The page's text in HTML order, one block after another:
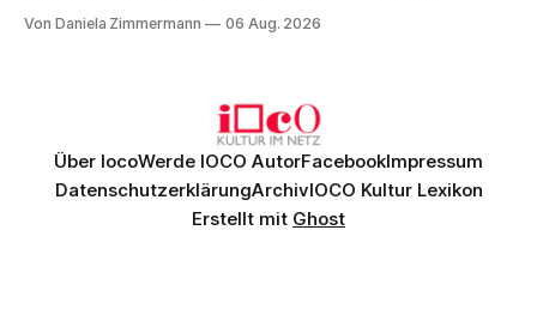
psychologische Tiefe mit starken Bildern, getragen von
Von Daniela Zimmermann 06 Aug. 2026
Über IocoWerde IOCO AutorFacebookImpressum
DatenschutzerklärungArchivIOCO Kultur Lexikon
Erstellt mit Ghost